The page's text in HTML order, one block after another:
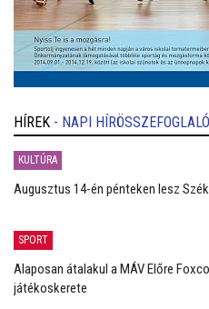
HÍREK - NAPI HÍRÖSSZEFOGLALÓ
KULTÚRA
Augusztus 14-én pénteken lesz
SPORT
Alaposan átalakul a MÁV Előre
játékoskerete